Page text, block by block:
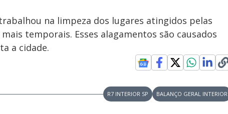
na limpeza dos lugares atingidos pelas
temporais. Esses alagamentos são causados
a cidade.
R7 INTERIOR SP BALANÇO GERAL INTERIOR